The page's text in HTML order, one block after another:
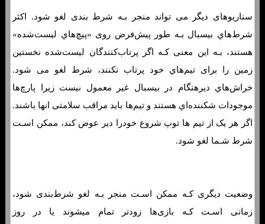
سناریوهای دیگر می تواند منجر بـه شرط بندی لغو شود. اکثر
شرط‌هاي‌ بیسبال بـه طور پیش‌فرض روی «پیچ‌هاي‌ لیست‌شده»
هستند، بـه این معنی کـه اگر پرتاب‌کنندگان لیست‌شده نخستین
زمین را برای تیم‌هاي‌ خود پرتاب نکنند، شرط لغو می شود.
خراش‌هاي‌ دیرهنگام در بیسبال غیر معمول نیست زیرا پارچ‌ها
موجودات شکننده‌اي هستند و تیم‌ها باید مراقب سلامتی انها باشند.
اگر هر یک از تیم ها توپ شروع خودرا دیر عوض کند، ممکن اسـت
شرط شـما لغو شود.
وضعیت دیگری کـه ممکن اسـت منجر بـه لغو شرط‌بندی شود،
زمانی اسـت کـه بازی‌ها زودتر تمام میشوند یا در روز